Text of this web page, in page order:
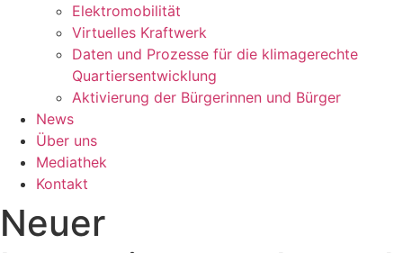
Elektromobilität
Virtuelles Kraftwerk
Daten und Prozesse für die klimagerechte
Quartiersentwicklung
Aktivierung der Bürgerinnen und Bürger
News
Über uns
Mediathek
Kontakt
Neuer